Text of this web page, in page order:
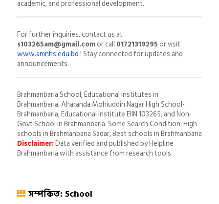
academic, and professional development.
For further inquiries, contact us at
s103265am@gmail.comor call 01721319295 or visit
www.amnhs.edu.bd! Stay connected for updates and
announcements.
Brahmanbaria School, Educational Institutes in
Brahmanbaria. Aharanda Mohiuddin Nagar High School-
Brahmanbaria, Educational Institute EIIN 103265, and Non-
Govt School in Brahmanbaria. Some Search Condition: High
schools in Brahmanbaria Sadar, Best schools in Brahmanbaria
Disclaimer:Data verified and published by Helpline
Brahmanbaria with assistance from research tools.
সম্পর্কিত: School